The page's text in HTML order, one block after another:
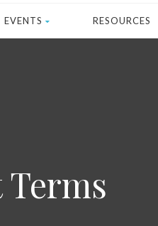
EVENTS RESOURCES
Terms